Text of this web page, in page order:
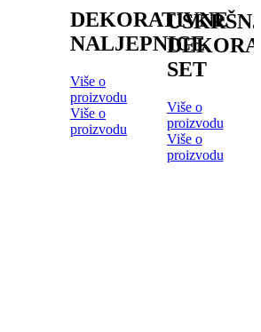
DEKORATIVNE
NALJEPNICE
Više o
proizvodu
Više o
proizvodu
SET
Više o
proizvodu
Više o
proizvodu